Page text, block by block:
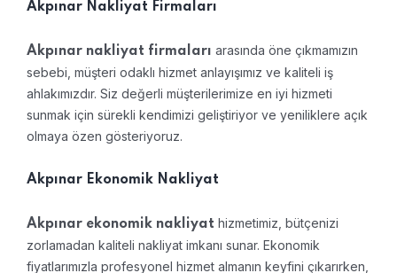
Akpınar Nakliyat Firmaları
Akpınar nakliyat firmaları arasında öne çıkmamızın
sebebi, müşteri odaklı hizmet anlayışımız ve kaliteli iş
ahlakımızdır. Siz değerli müşterilerimize en iyi hizmeti
sunmak için sürekli kendimizi geliştiriyor ve yeniliklere açık
olmaya özen gösteriyoruz.
Akpınar Ekonomik Nakliyat
Akpınar ekonomik nakliyat hizmetimiz, bütçenizi
zorlamadan kaliteli nakliyat imkanı sunar. Ekonomik
fiyatlarımızla profesyonel hizmet almanın keyfini çıkarırken,